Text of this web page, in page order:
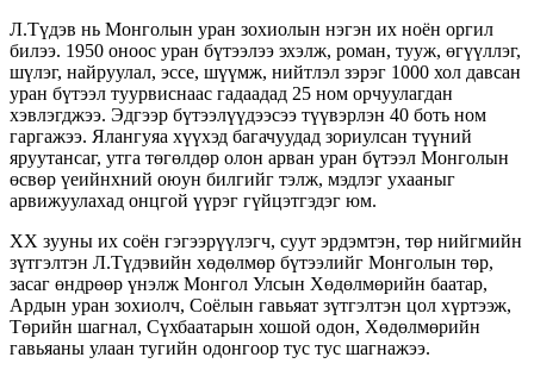
Л.Түдэв нь Монголын уран зохиолын нэгэн их ноён оргил
билээ. 1950 оноос уран бүтээлээ эхэлж, роман, тууж, өгүүллэг,
шүлэг, найруулал, эссе, шүүмж, нийтлэл зэрэг 1000 хол давсан
уран бүтээл туурвиснаас гадаадад 25 ном орчуулагдан
хэвлэгджээ. Эдгээр бүтээлүүдээсээ түүвэрлэн 40 боть ном
гаргажээ. Ялангуяа хүүхэд багачуудад зориулсан түүний
яруутансаг, утга төгөлдөр олон арван уран бүтээл Монголын
өсвөр үеийнхний оюун билгийг тэлж, мэдлэг ухааныг
арвижуулахад онцгой үүрэг гүйцэтгэдэг юм.
ХХ зууны их соён гэгээрүүлэгч, суут эрдэмтэн, төр нийгмийн
зүтгэлтэн Л.Түдэвийн хөдөлмөр бүтээлийг Монголын төр,
засаг өндрөөр үнэлж Монгол Улсын Хөдөлмөрийн баатар,
Ардын уран зохиолч, Соёлын гавьяат зүтгэлтэн цол хүртээж,
Төрийн шагнал, Сүхбаатарын хошой одон, Хөдөлмөрийн
гавьяаны улаан тугийн одонгоор тус тус шагнажээ.